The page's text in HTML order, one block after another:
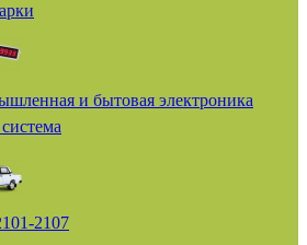
и бытовая электроника
2107